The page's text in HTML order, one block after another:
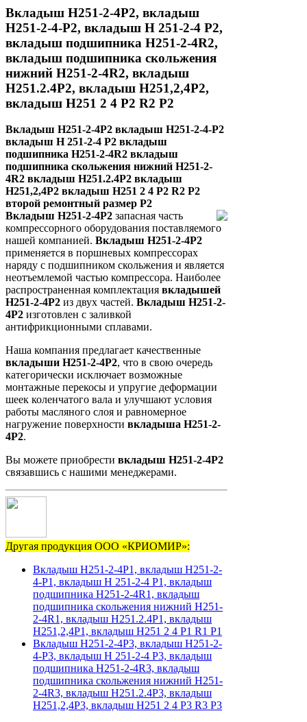
Вкладыш Н251-2-4Р2, вкладыш
Н251-2-4-Р2, вкладыш Н 251-2-4 Р2,
вкладыш подшипника Н251-2-4R2,
вкладыш подшипника скольжения
нижний Н251-2-4R2, вкладыш
Н251.2.4Р2, вкладыш Н251,2,4Р2,
вкладыш Н251 2 4 Р2 R2 P2
Вкладыш Н251-2-4Р2 вкладыш Н251-2-4-Р2
вкладыш Н 251-2-4 Р2 вкладыш
подшипника Н251-2-4R2 вкладыш
подшипника скольжения нижний Н251-2-
4R2 вкладыш Н251.2.4Р2 вкладыш
Н251,2,4Р2 вкладыш Н251 2 4 Р2 R2 P2
второй ремонтный размер Р2
Вкладыш Н251-2-4Р2 запасная часть
компрессорного оборудования поставляемого
нашей компанией. Вкладыш Н251-2-4Р2
применяется в поршневых компрессорах
наряду с подшипником скольжения и является
неотъемлемой частью компрессора. Наиболее
распространенная комплектация вкладышей
Н251-2-4Р2 из двух частей. Вкладыш Н251-2-
4Р2 изготовлен с заливкой
антифрикционными сплавами.
Наша компания предлагает качественные
вкладыши Н251-2-4Р2, что в свою очередь
категорически исключает возможные
монтажные перекосы и упругие деформации
шеек коленчатого вала и улучшают условия
работы масляного слоя и равномерное
нагружение поверхности вкладыша Н251-2-
4Р2.
Вы можете приобрести вкладыш Н251-2-4Р2
связавшись с нашими менеджерами.
Другая продукция ООО «КРИОМИР»:
Вкладыш Н251-2-4Р1, вкладыш Н251-2-
4-Р1, вкладыш Н 251-2-4 Р1, вкладыш
подшипника Н251-2-4R1, вкладыш
подшипника скольжения нижний Н251-
2-4R1, вкладыш Н251.2.4Р1, вкладыш
Н251,2,4Р1, вкладыш Н251 2 4 Р1 R1 P1
Вкладыш Н251-2-4Р3, вкладыш Н251-2-
4-Р3, вкладыш Н 251-2-4 Р3, вкладыш
подшипника Н251-2-4R3, вкладыш
подшипника скольжения нижний Н251-
2-4R3, вкладыш Н251.2.4Р3, вкладыш
Н251,2,4Р3, вкладыш Н251 2 4 Р3 R3 P3